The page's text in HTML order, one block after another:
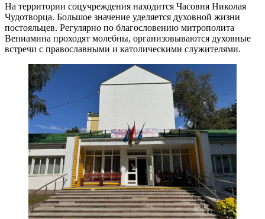
На территории соцучреждения находится Часовня Николая
Чудотворца. Большое значение уделяется духовной жизни
постояльцев. Регулярно по благословению митрополита
Вениамина проходят молебны, организовываются духовные
встречи с православными и католическими служителями.